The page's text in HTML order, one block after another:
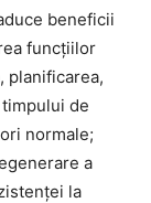
beneficii
funcțiilor
planificarea,
de
normale;
a
la